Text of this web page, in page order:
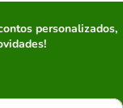
personalizados,